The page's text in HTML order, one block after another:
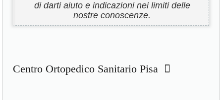
di darti aiuto e indicazioni nei limiti delle
nostre conoscenze.
Centro Ortopedico Sanitario Pisa